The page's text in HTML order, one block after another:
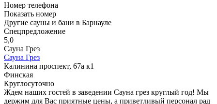
Номер телефона
Показать номер
Другие сауны и бани в Барнауле
Спецпредложение
5,0
Сауна Грез
Сауна Грез
Калинина проспект, 67а к1
Финская
Круглосуточно
Ждем наших гостей в заведении Сауна грез круглый год! Мы
держим для Вас приятные цены, а приветливый персонал рад